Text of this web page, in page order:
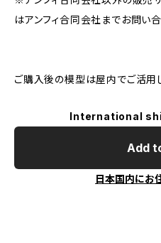
はアンフィ合同会社までお問い合
ご購入後の模型は屋内でご活用
International
Add
日本国内にお